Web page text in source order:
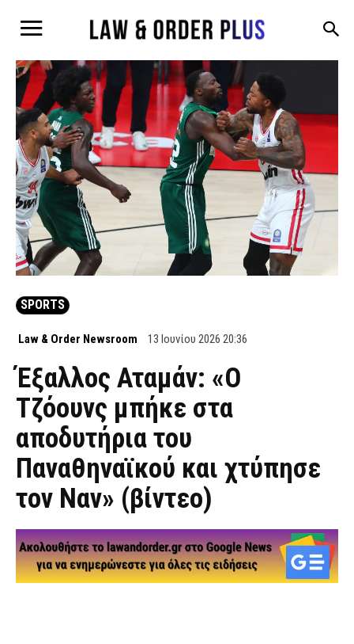
SPORTS
Law & Order Newsroom 13 Ιουνίου 2026 20:36
Έξαλλος Αταμάν: «Ο
Τζόουνς μπήκε στα
αποδυτήρια του
Παναθηναϊκού και χτύπησε
τον Ναν» (βίντεο)